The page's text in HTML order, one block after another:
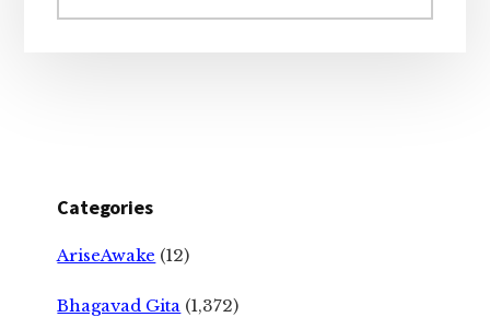
website
Categories
AriseAwake (12)
Bhagavad Gita (1,372)